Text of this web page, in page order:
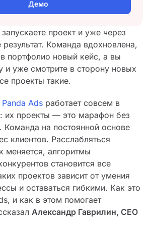
проект и уже через
Команда вдохновлена,
портфолио новый кейс, а вы
и уже смотрите в сторону новых
проекты такие.
Panda Ads работает совсем в
их проекты — это марафон без
на постоянной основе
клиентов. Расслабляться
меняется, алгоритмы
становится все
проектов зависит от умения
и оставаться гибкими. Как это
и как в этом помогает
Александр Гаврилин, CEO
Демо